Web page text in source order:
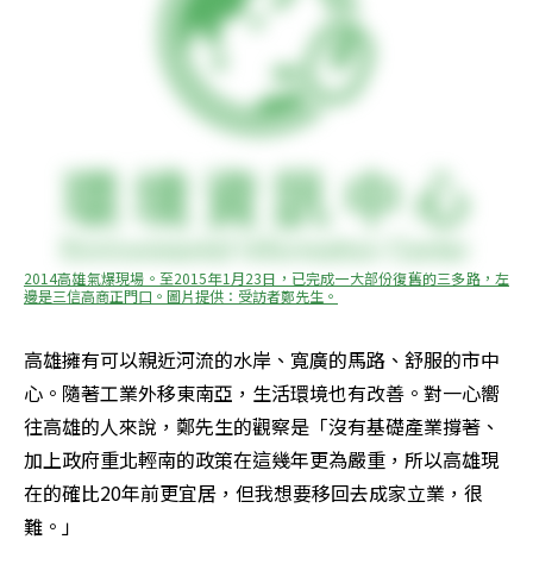
2014高雄氣爆現場。至2015年1月23日，已完成一大部份復舊的三多路，左
邊是三信高商正門口。圖片提供：受訪者鄭先生。
高雄擁有可以親近河流的水岸、寬廣的馬路、舒服的市中
心。隨著工業外移東南亞，生活環境也有改善。對一心嚮
往高雄的人來說，鄭先生的觀察是「沒有基礎產業撐著、
加上政府重北輕南的政策在這幾年更為嚴重，所以高雄現
在的確比20年前更宜居，但我想要移回去成家立業，很
難。」